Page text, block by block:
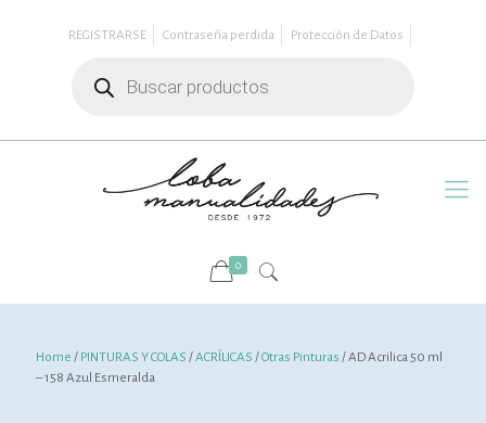
REGISTRARSE Contraseña perdida
Protección de Datos
productos
0
Home / PINTURAS Y COLAS /ACRÍLICAS /Otras Pinturas / AD Acrilica 50 ml
– 158 Azul Esmeralda